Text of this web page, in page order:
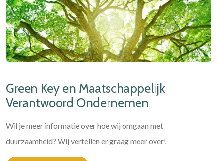
Green Key en Maatschappelijk
Verantwoord Ondernemen
Wil je meer informatie over hoe wij omgaan met
duurzaamheid? Wij vertellen er graag meer over!